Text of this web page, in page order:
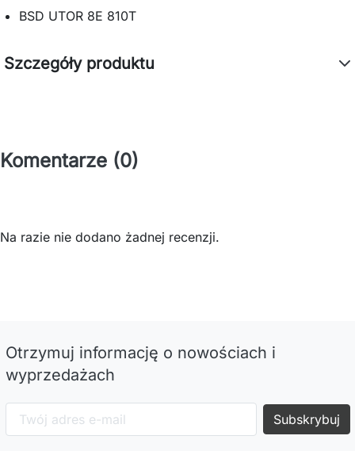
BSD UTOR 8E 810T
Szczegóły produktu
Komentarze (0)
Na razie nie dodano żadnej recenzji.
Otrzymuj informację o nowościach i
wyprzedażach